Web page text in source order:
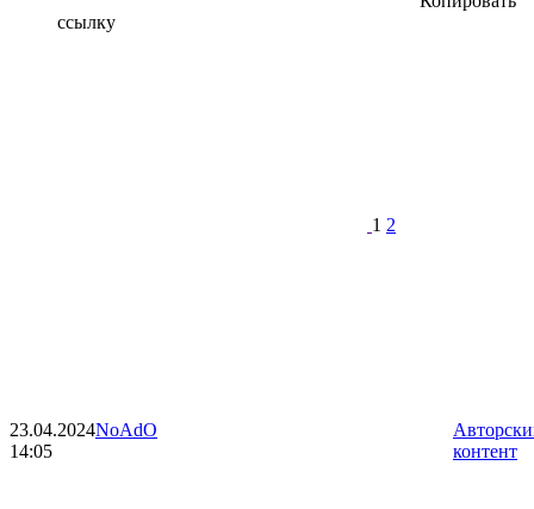
ссылку
1 2
23.04.2024
14:05
NoAdO
контент